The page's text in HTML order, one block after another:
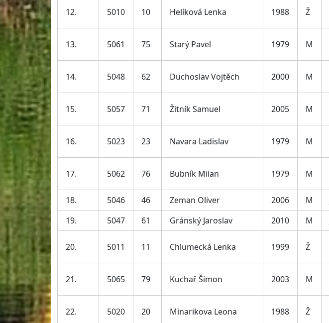
12. 5010 10 Helíková Lenka 1988 Ž
13. 5061 75 Starý Pavel 1979 M
14. 5048 62 Duchoslav Vojtěch 2000 M
15. 5057 71 Žitník Samuel 2005 M
16. 5023 23 Navara Ladislav 1979 M
17. 5062 76 Bubník Milan 1979 M
18. 5046 46 Zeman Oliver 2006 M
19.
5047 61 Gránský Jaroslav 2010 M
20. 5011 11 Chlumecká Lenka 1999 Ž
21. 5065 79 Kuchař Šimon 2003 M
22. 5020 20 Minarikova Leona 1988 Ž